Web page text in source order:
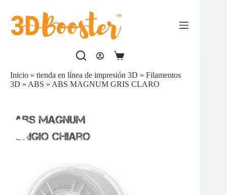
contenido
Carro
compra
Inicio » tienda en línea de impresión 3D » Filamentos
3D » ABS » ABS MAGNUM GRIS CLARO